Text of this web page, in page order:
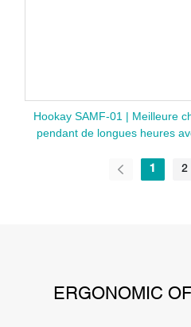
Hookay SAMF-01 | Meilleure
pendant de longues heures
1 2
ERGONOMIC